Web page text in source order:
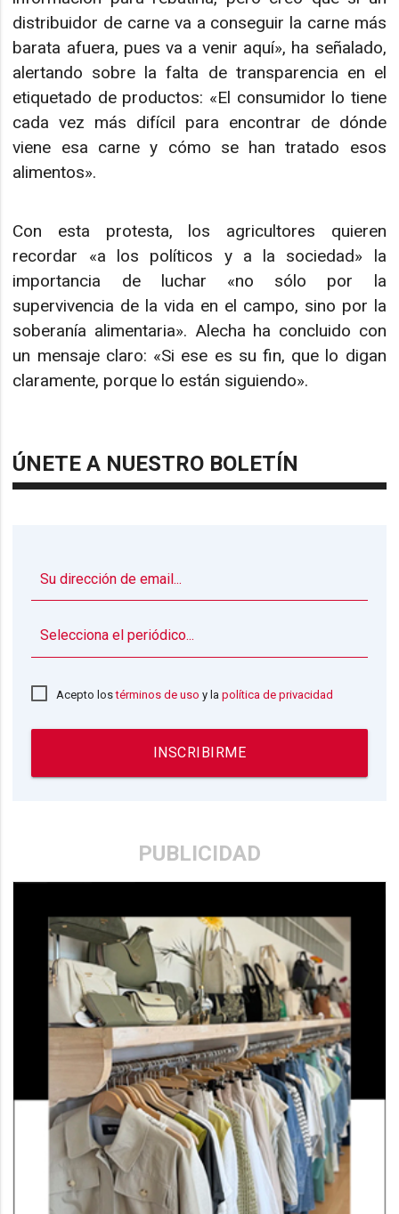
distribuidor de carne va a conseguir la carne más
barata afuera, pues va a venir aquí», ha señalado,
alertando sobre la falta de transparencia en el
etiquetado de productos: «El consumidor lo tiene
cada vez más difícil para encontrar de dónde
viene esa carne y cómo se han tratado esos
alimentos».
Con esta protesta, los agricultores quieren
recordar «a los políticos y a la sociedad» la
importancia de luchar «no sólo por la
supervivencia de la vida en el campo, sino por la
soberanía alimentaria». Alecha ha concluido con
un mensaje claro: «Si ese es su fin, que lo digan
claramente, porque lo están siguiendo».
ÚNETE A NUESTRO BOLETÍN
Acepto lostérminos de uso y lapolítica de privacidad
INSCRIBIRME
PUBLICIDAD